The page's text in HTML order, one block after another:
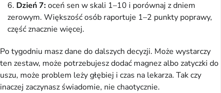
Dzień 7:oceń sen w skali 1–10 i porównaj z dniem
zerowym. Większość osób raportuje 1–2 punkty poprawy,
część znacznie więcej.
Po tygodniu masz dane do dalszych decyzji. Może wystarczy
ten zestaw, może potrzebujesz dodać magnez albo zatyczki do
uszu, może problem leży głębiej i czas na lekarza. Tak czy
inaczej zaczynasz świadomie, nie chaotycznie.